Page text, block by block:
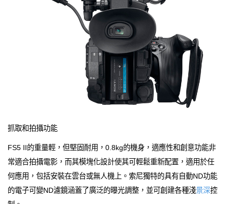
抓取和拍攝功能
FS5 II的重量輕，但堅固耐用，0.8kg的機身，適應性和創意功能非
常適合拍攝電影，而其模塊化設計使其可輕鬆重新配置，適用於任
何應用，包括安裝在雲台或無人機上。索尼獨特的具有自動ND功能
的電子可變ND濾鏡涵蓋了廣泛的曝光調整，並可創建各種淺景深控